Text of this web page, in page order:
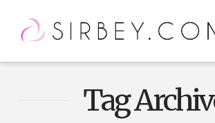
Tag